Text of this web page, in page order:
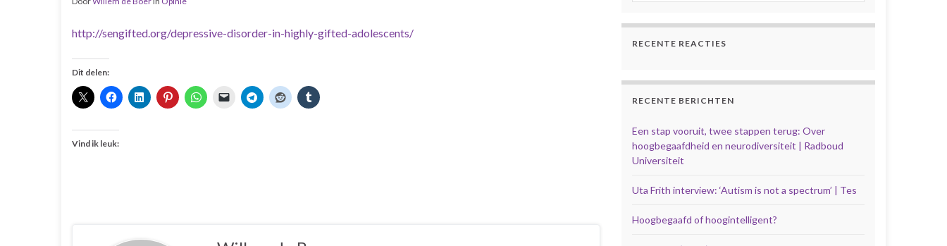
http://sengifted.org/depressive-disorder-in-highly-gifted-adolescents/
Dit delen:
Vind ik leuk:
RECENTE REACTIES
RECENTE BERICHTEN
Een stap vooruit, twee stappen terug: Over
hoogbegaafdheid en neurodiversiteit | Radboud
Universiteit
Uta Frith interview: ‘Autism is not a spectrum’ | Tes
Hoogbegaafd of hoogintelligent?